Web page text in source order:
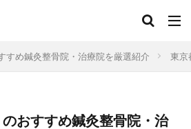
すめ鍼灸整骨院・治療院を厳選紹介 東京
おすすめ鍼灸整骨院・治